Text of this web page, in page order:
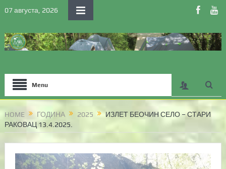
07 августа, 2026
Menu
HOME ГОДИНА 2025
ИЗЛЕТ БЕОЧИН СЕЛО – СТАРИ
РАКОВАЦ 13.4.2025.